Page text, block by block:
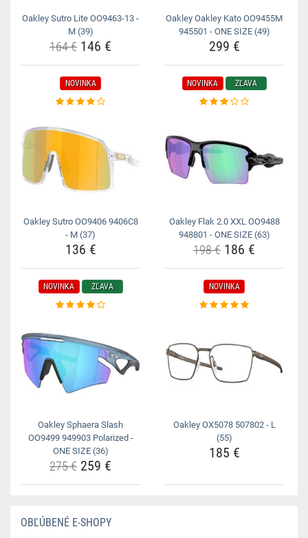
Oakley Sutro Lite OO9463-13 -
M (39)
164 € 146 €
Oakley Oakley Kato OO9455M
945501 - ONE SIZE (49)
299 €
NOVINKA
Oakley Sutro OO9406 9406C8
- M (37)
136 €
NOVINKA ZĽAVA
Oakley Flak 2.0 XXL OO9488
948801 - ONE SIZE (63)
198 € 186 €
NOVINKA ZĽAVA
Oakley Sphaera Slash
OO9499 949903 Polarized -
ONE SIZE (36)
275 € 259 €
NOVINKA
Oakley OX5078 507802 - L
(55)
185 €
OBĽÚBENÉ E-SHOPY